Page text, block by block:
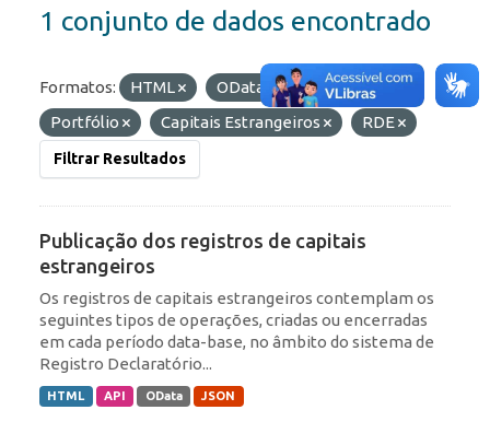
1 conjunto de dados encontrado
Formatos: HTML OData
Etiquetas:
Portfólio
Capitais Estrangeiros RDE
Filtrar Resultados
Publicação dos registros de capitais
estrangeiros
Os registros de capitais estrangeiros contemplam os
seguintes tipos de operações, criadas ou encerradas
em cada período data-base, no âmbito do sistema de
Registro Declaratório...
HTML API OData JSON